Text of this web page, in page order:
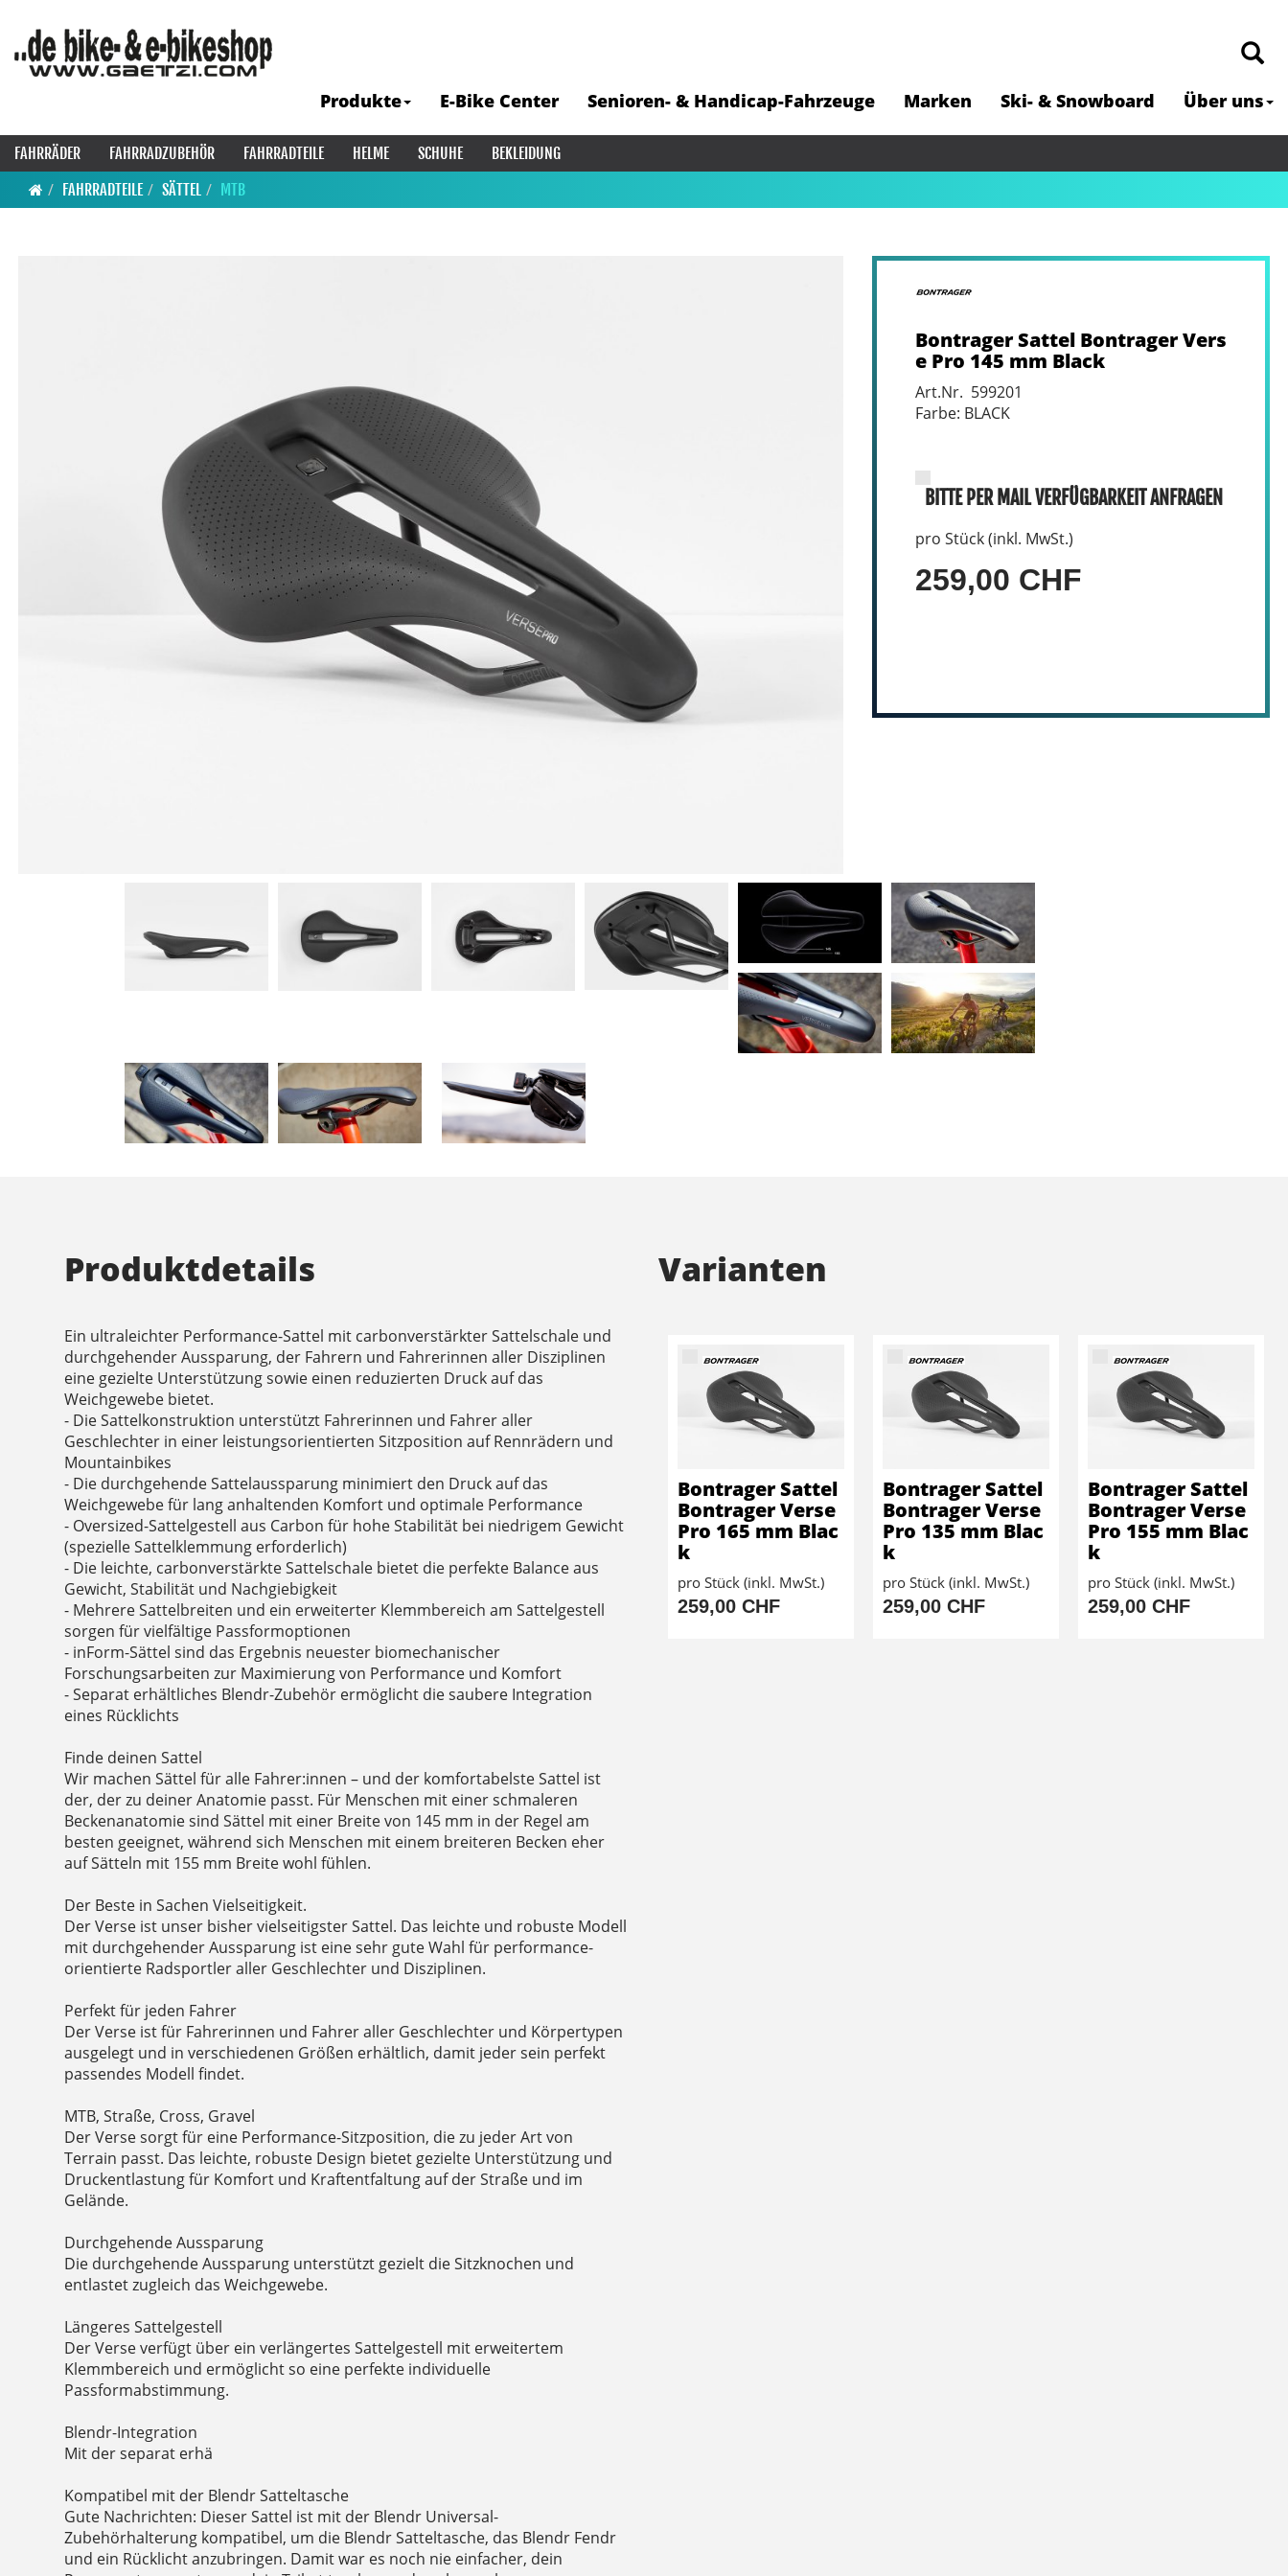
Produkte E-Bike Center Senioren- & Handicap-Fahrzeuge Marken Ski- & Snowboard Über uns
FAHRRÄDER FAHRRADZUBEHÖR FAHRRADTEILE HELME SCHUHE
BEKLEIDUNG
FAHRRADTEILE
SÄTTEL MTB
Bontrager Sattel Bontrager Vers
e Pro 145 mm Black
Art.Nr. 599201
Farbe: BLACK
BITTE PER MAIL VERFÜGBARKEIT ANFRAGEN
pro Stück (inkl. MwSt.)
259,00 CHF
Produktdetails
Ein ultraleichter Performance-Sattel mit carbonverstärkter Sattelschale und
durchgehender Aussparung, der Fahrern und Fahrerinnen aller Disziplinen
eine gezielte Unterstützung sowie einen reduzierten Druck auf das
Weichgewebe bietet.
- Die Sattelkonstruktion unterstützt Fahrerinnen und Fahrer aller
Geschlechter in einer leistungsorientierten Sitzposition auf Rennrädern und
Mountainbikes
- Die durchgehende Sattelaussparung minimiert den Druck auf das
Weichgewebe für lang anhaltenden Komfort und optimale Performance
- Oversized-Sattelgestell aus Carbon für hohe Stabilität bei niedrigem Gewicht
(spezielle Sattelklemmung erforderlich)
- Die leichte, carbonverstärkte Sattelschale bietet die perfekte Balance aus
Gewicht, Stabilität und Nachgiebigkeit
- Mehrere Sattelbreiten und ein erweiterter Klemmbereich am Sattelgestell
sorgen für vielfältige Passformoptionen
- inForm-Sättel sind das Ergebnis neuester biomechanischer
Forschungsarbeiten zur Maximierung von Performance und Komfort
- Separat erhältliches Blendr-Zubehör ermöglicht die saubere Integration
eines Rücklichts
Finde deinen Sattel
Wir machen Sättel für alle Fahrer:innen – und der komfortabelste Sattel ist
der, der zu deiner Anatomie passt. Für Menschen mit einer schmaleren
Beckenanatomie sind Sättel mit einer Breite von 145 mm in der Regel am
besten geeignet, während sich Menschen mit einem breiteren Becken eher
auf Sätteln mit 155 mm Breite wohl fühlen.
Der Beste in Sachen Vielseitigkeit.
Der Verse ist unser bisher vielseitigster Sattel. Das leichte und robuste Modell
mit durchgehender Aussparung ist eine sehr gute Wahl für performance-
orientierte Radsportler aller Geschlechter und Disziplinen.
Perfekt für jeden Fahrer
Der Verse ist für Fahrerinnen und Fahrer aller Geschlechter und Körpertypen
ausgelegt und in verschiedenen Größen erhältlich, damit jeder sein perfekt
passendes Modell findet.
MTB, Straße, Cross, Gravel
Der Verse sorgt für eine Performance-Sitzposition, die zu jeder Art von
Terrain passt. Das leichte, robuste Design bietet gezielte Unterstützung und
Druckentlastung für Komfort und Kraftentfaltung auf der Straße und im
Gelände.
Durchgehende Aussparung
Die durchgehende Aussparung unterstützt gezielt die Sitzknochen und
entlastet zugleich das Weichgewebe.
Längeres Sattelgestell
Der Verse verfügt über ein verlängertes Sattelgestell mit erweitertem
Klemmbereich und ermöglicht so eine perfekte individuelle
Passformabstimmung.
Blendr-Integration
Mit der separat erhä
Kompatibel mit der Blendr Satteltasche
Gute Nachrichten: Dieser Sattel ist mit der Blendr Universal-
Zubehörhalterung kompatibel, um die Blendr Satteltasche, das Blendr Fendr
und ein Rücklicht anzubringen. Damit war es noch nie einfacher, dein
Varianten
Bontrager Sattel
Bontrager Verse
Pro 165 mm Blac
k
pro Stück (inkl. MwSt.)
259,00 CHF
Bontrager Sattel
Bontrager Verse
Pro 135 mm Blac
k
pro Stück (inkl. MwSt.)
259,00 CHF
Bontrager Sattel
Bontrager Verse
Pro 155 mm Blac
k
pro Stück (inkl. MwSt.)
259,00 CHF